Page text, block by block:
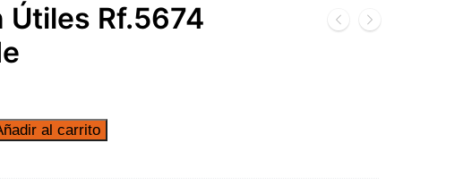
Útiles Rf.5674
al carrito